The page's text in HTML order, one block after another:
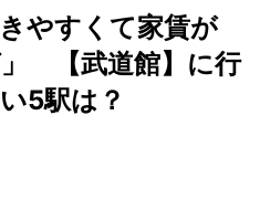
やすくて家賃が
【武道館】に行
5駅は？